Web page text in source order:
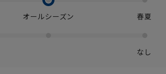
オールシーズン 春夏
なし